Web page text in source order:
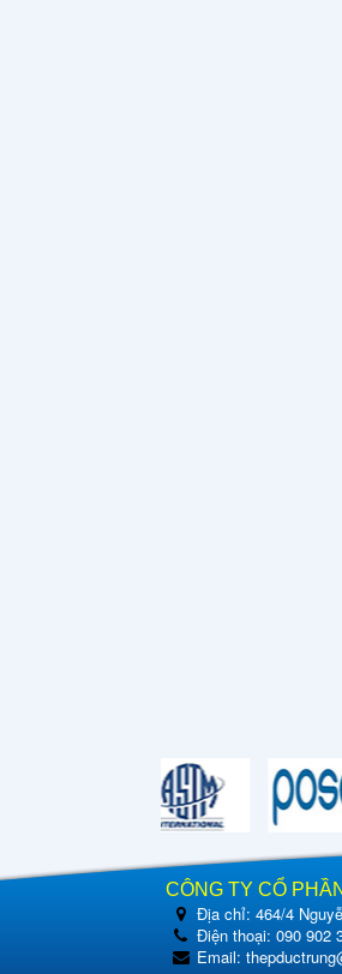
CÔNG TY CỔ
Địa chỉ: 464/4
Điện thoại: 090 902
Email: